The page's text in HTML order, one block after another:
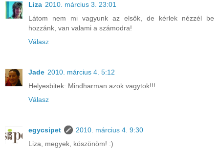
Liza 2010. március 3. 23:01
Látom nem mi vagyunk az elsők, de kérlek nézzél be
hozzánk, van valami a számodra!
Válasz
Jade 2010. március 4. 5:12
Helyesbitek: Mindharman azok vagytok!!!
Válasz
egycsipet
2010. március 4. 9:30
Liza, megyek, köszönöm! :)